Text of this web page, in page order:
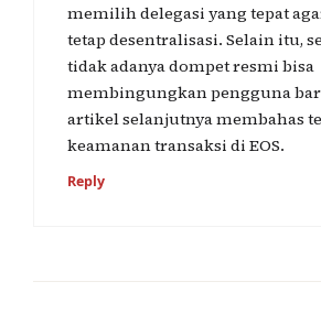
memilih delegasi yang tepat
tetap desentralisasi. Selain itu,
tidak adanya dompet resmi bisa
membingungkan pengguna
artikel selanjutnya membahas
keamanan transaksi di EOS.
Reply